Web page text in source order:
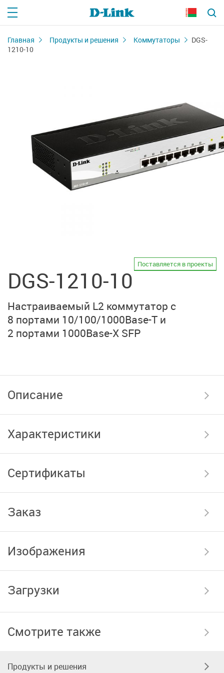
Главная Продукты и решения Коммутаторы
DGS-
1210-10
DGS-1210-10
Поставляется в проекты
Настраиваемый L2 коммутатор с
8 портами 10/100/1000Base-T и
2 портами 1000Base-X SFP
Описание
Характеристики
Сертификаты
Заказ
Изображения
Загрузки
Смотрите также
Продукты и решения